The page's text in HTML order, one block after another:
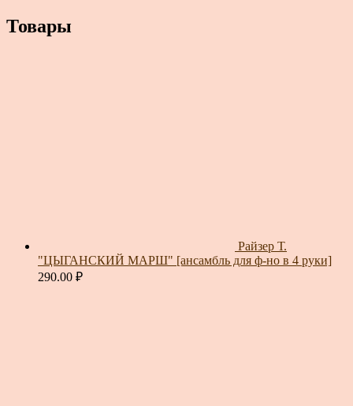
Товары
Райзер Т.
"ЦЫГАНСКИЙ МАРШ" [ансамбль для ф-но в 4 руки]
290.00 ₽